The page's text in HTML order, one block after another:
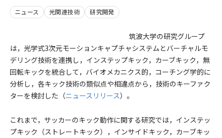
ニュース 光関連技術 研究開発
筑波大学の研究グループ
は，光学式3次元モーションキャプチャシステムとバーチャルモ
デリング技術を連携し，インステップキック，カーブキック，無
回転キックを統合して，バイオメカニクス的，コーチング学的に
分析し，各キック技術の類似点や相違点から，技術のキーファク
ターを検討した（ニュースリリース）。
これまで，サッカーのキック動作に関する研究では，インステッ
プキック（ストレートキック），インサイドキック，カーブキッ